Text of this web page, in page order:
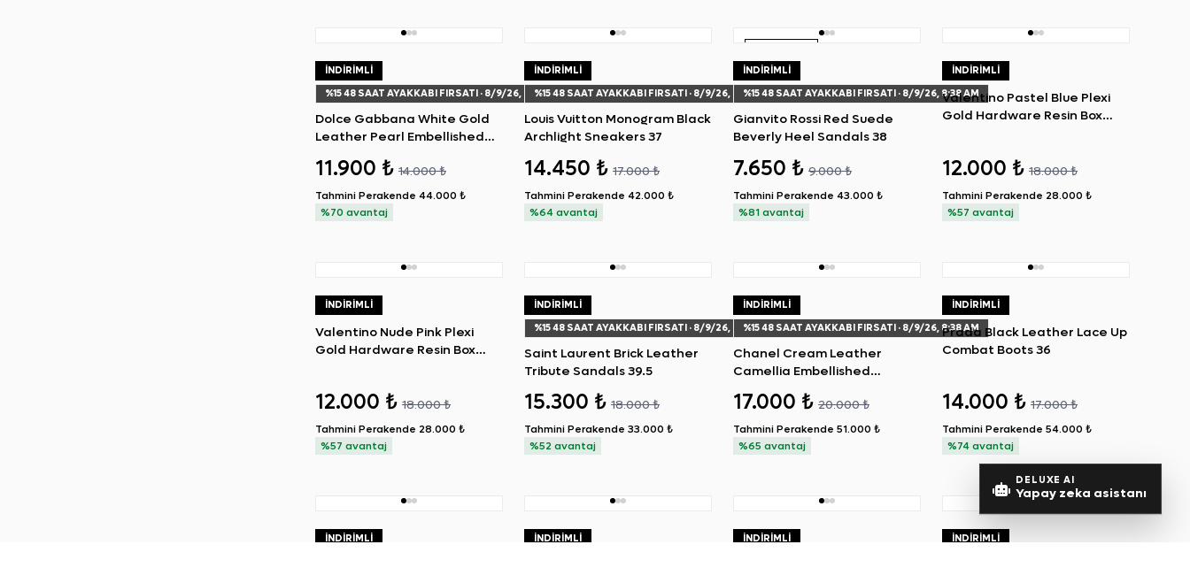
İNDIRIMLI
%1548 SAAT AYAKKABI FIRSATI · 8/9/26, 8:38 AM
Dolce Gabbana White Gold
Leather Pearl Embellished
11.900 ₺ 14.000 ₺
Tahmini Perakende 44.000 ₺
%70 avantaj
İNDIRIMLI
%1548 SAAT AYAKKABI FIRSATI · 8/9/26, 8:38 AM
Louis Vuitton Monogram Black
Archlight Sneakers 37
14.450 ₺ 17.000 ₺
Tahmini Perakende 42.000 ₺
%64 avantaj
İNDIRIMLI
%1548 SAAT AYAKKABI FIRSATI · 8/9/26, 8:38 AM
Gianvito Rossi Red Suede
Beverly Heel Sandals 38
7.650 ₺ 9.000 ₺
Tahmini Perakende 43.000 ₺
%81 avantaj
İNDIRIMLI
Valentino Pastel Blue Plexi
Gold Hardware Resin Box
12.000 ₺ 18.000 ₺
Tahmini Perakende 28.000 ₺
%57 avantaj
İNDIRIMLI
Valentino Nude Pink Plexi
Gold Hardware Resin Box
12.000 ₺ 18.000 ₺
Tahmini Perakende 28.000 ₺
%57 avantaj
İNDIRIMLI
%1548 SAAT AYAKKABI FIRSATI · 8/9/26, 8:38 AM
Saint Laurent Brick Leather
Tribute Sandals 39.5
15.300 ₺ 18.000 ₺
Tahmini Perakende 33.000 ₺
%52 avantaj
İNDIRIMLI
%1548 SAAT AYAKKABI FIRSATI · 8/9/26, 8:38 AM
Chanel Cream Leather
Camellia Embellished
17.000 ₺ 20.000 ₺
Tahmini Perakende 51.000 ₺
%65 avantaj
İNDIRIMLI
Prada Black Leather Lace Up
Combat Boots 36
14.000 ₺ 17.000 ₺
Tahmini Perakende 54.000 ₺
%74 avantaj
İNDIRIMLI
İNDIRIMLI
İNDIRIMLI İNDIRIMLI
DELUXE AI
Yapay zeka asistanı